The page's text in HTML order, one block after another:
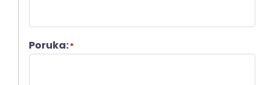
Poruka:*